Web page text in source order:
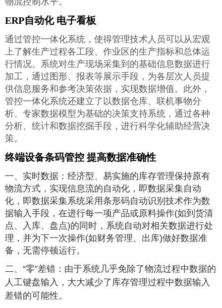
ERP自动化 电子看板
通过管控一体化系统，使得管理技术人员可以从宏观
上了解生产过程各工段、作业区的生产指标和总体运
行情况。系统对生产现场采集到的基础信息数据进行
加工，通过图形、报表等展示手段，为各层次人员提
供信息服务和参考决策依据，实现数据增值。此外，
管控一体化系统还建立了以数据仓库、联机事物分
析、专家数据模型为基础的决策支持系统，通过各种
分析、统计和数据挖掘手段，进行科学化辅助经营决
策。
终端设备条码管控 提高数据准确性
一、实时数据：经济型、易实施的库存管理保持原有
物流方式，实现信息流的自动化，即数据采集自动
化，即数据采集系统采用条形码自动识别技术作为数
据输入手段，在进行每一项产品或原料操作(如到货清
点、入库、盘点)的同时，系统自动对相关数据进行处
理，并为下一次操作(如财务管理、出库)做好数据准
备，无需停顿运行。
二、“零”差错 ： 由于系统几乎免除了物流过程中数据的
人工键盘输入，大大减少了库存管理过程中数据输入
差错的可能性。